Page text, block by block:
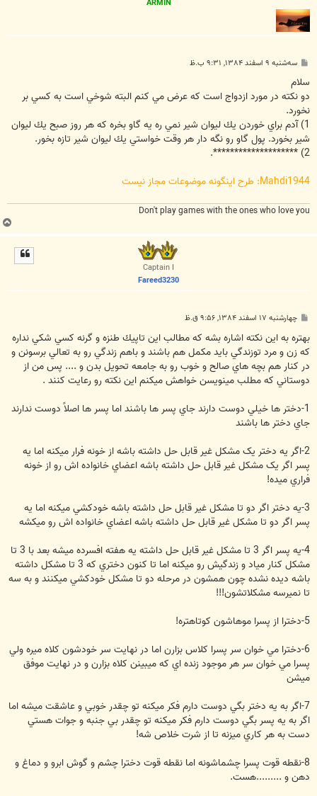
ARMIN
پ
ت
سه‌شنبه ۹ اسفند ۱۳۸۴, ۹:۳۱ ب.ظ
سلام
دو نكته در مورد ازدواج است كه عرض مي كنم البته شوخي است به كسي بر
نخورد.
1) آدم براي خوردن يك ليوان شير نمي ره يه گاو بخره كه هر روز صبح يك ليوان
شير بخورد. پول گاو رو نگه دار هر وقت خواستي يك ليوان شير تازه بخور.
2) ********************.
Mahdi1944: طرح اينگونه موضوعات مجاز نيست
Don't play games with the ones who love you
ب
ا
Captain I
Fareed3230
پ
ت
چهارشنبه ۱۷ اسفند ۱۳۸۴, ۹:۵۶ ق.ظ
بهتره به اين نكته اشاره بشه كه مطالب اين تاپيك طنزه و گرنه كسي شكي نداره
كه زن و مرد توزندگي بايد مكمل هم باشند و باهم زندگي رو به تعالي برسونن و
در كنار هم بچه هاي صالح و خوب رو به جامعه تحويل بدن و .... پس من از
دوستاني كه مطلب مينويسن خواهش ميكنم اين نكته رو رعايت كنند .
1-دختر ها خيلي دوست دارند جاي پسر ها باشند اما پسر ها اصلاً دوست ندارند
جاي دختر ها باشند
2-اگر يه دختر يک مشکل غير قابل حل داشته باشه از خونه فرار ميکنه اما يه
پسر اگر يک مشکل غير قابل حل داشته باشه اعضاي خانواده اش رو از خونه
فراري ميده!
3-يه دختر اگر دو تا مشکل غير قابل حل داشته باشه خودکشي ميکنه اما يه
پسر اگر دو تا مشکل غير قابل حل داشته باشه اعضاي خانواده اش رو ميکشه
4-يه پسر اگر 3 تا مشکل غير قابل حل داشته يه هفته افسرده ميشه بعد با 3 تا
مشکل کنار مياد و زندگيش رو ميکنه اما تا کنون دختري که 3 تا مشکل داشته
باشه ديده نشده چون همشون در مرحله دو تا مشکل خودکشي ميکنند و به سه
تا نميرسه مشکلاتشون!!!
5-دخترا از پسرا موهاشون کوتاهتره!
6-دخترا مي خوان سر پسرا کلاس بزارن اما در نهايت سر خودشون کلاه ميره ولي
پسرا مي خوان سر هر موجود زنده اي که ميبينن کلاه بزارن و در نهايت موفق
ميشن
7-اگر به يه دختر بگي دوست دارم فکر ميکنه تو چقدر خوبي و عاشقت ميشه اما
اگر به يه پسر بگي دوست دارم فکر ميکنه تو چقدر بي جنبه و جوات هستي
دست به هر کاري ميزنه تا از شرت خلاص شه!
8-نقطه قوت پسرا چشماشونه اما نقطه قوت دخترا چشم و گوش ابرو و دماغ و
دهن و .........هست.